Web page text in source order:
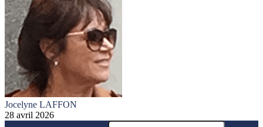
Jocelyne LAFFON
28 avril 2026